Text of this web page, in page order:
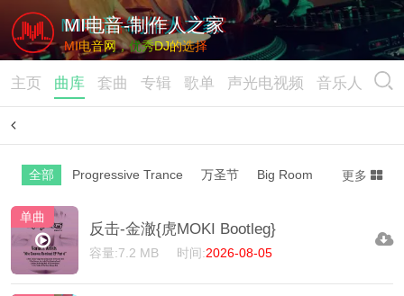
MI电音-制作人之家
MI电音网，优秀DJ的选择
主页 曲库 套曲 专辑 歌单 声光电视频 音乐人
全部 Progressive Trance 万圣节 Big Room/Dutch Club
更多
单曲
反击-金澈{虎MOKI Bootleg}
容量:7.2 MB 时间:2026-08-05